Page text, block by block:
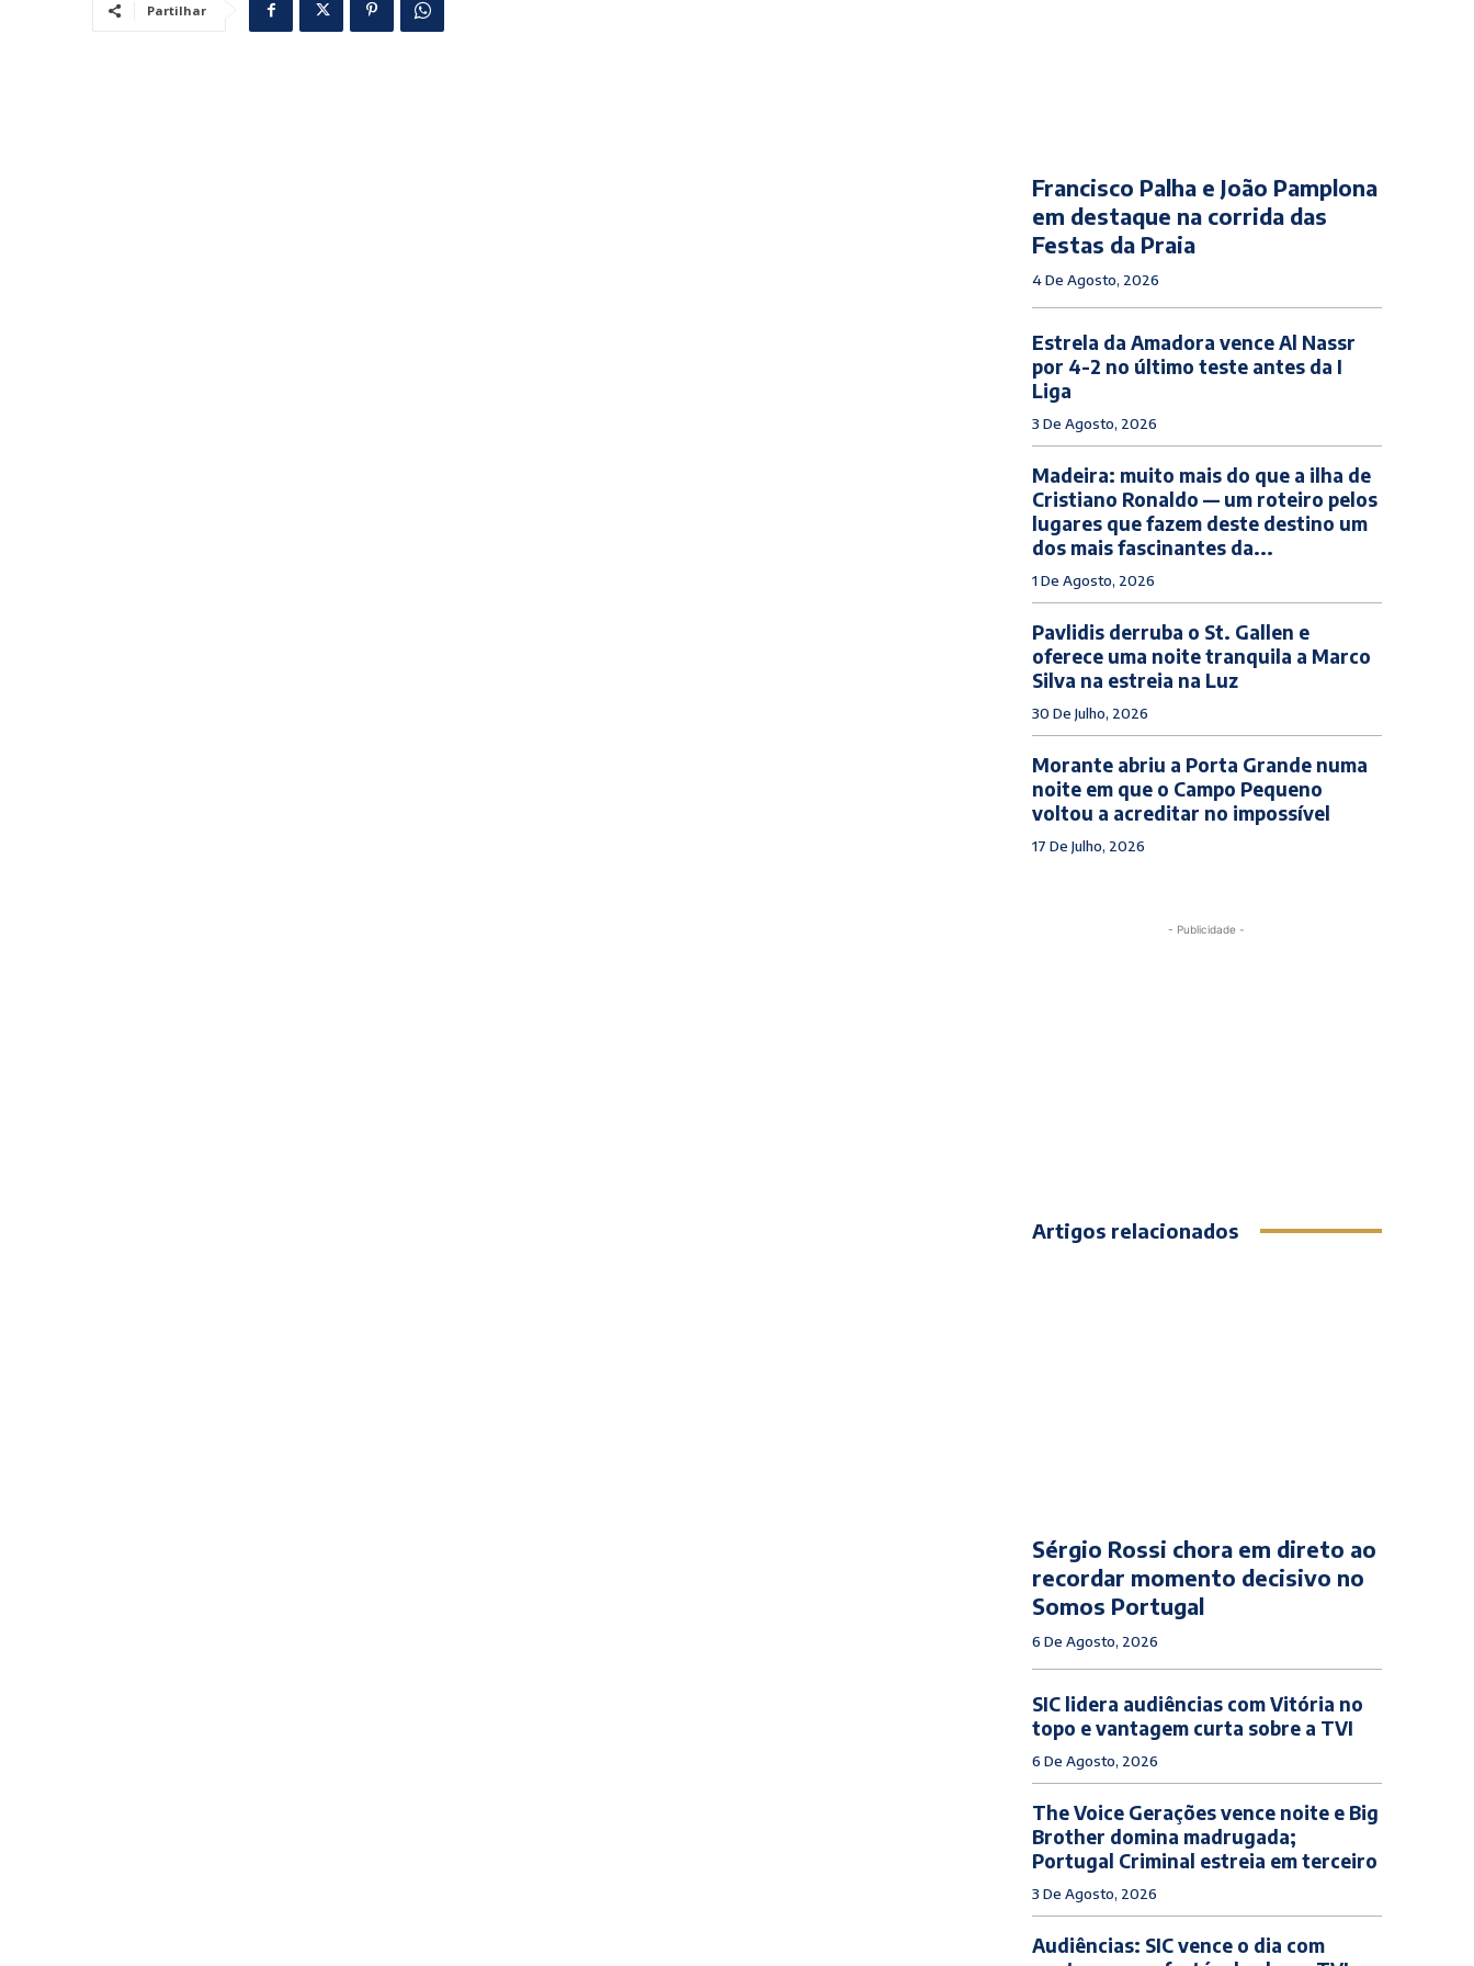
Partilhar
Francisco Palha e João Pamplona
em destaque na corrida das
Festas da Praia
4 De Agosto, 2026
Estrela da Amadora vence Al Nassr
por 4-2 no último teste antes da I
Liga
3 De Agosto, 2026
Madeira: muito mais do que a ilha de
Cristiano Ronaldo — um roteiro pelos
lugares que fazem deste destino um
dos mais fascinantes da...
1 De Agosto, 2026
Pavlidis derruba o St. Gallen e
oferece uma noite tranquila a Marco
Silva na estreia na Luz
30 De Julho, 2026
Morante abriu a Porta Grande numa
noite em que o Campo Pequeno
voltou a acreditar no impossível
17 De Julho, 2026
- Publicidade -
Artigos relacionados
Sérgio Rossi chora em direto ao
recordar momento decisivo no
Somos Portugal
6 De Agosto, 2026
SIC lidera audiências com Vitória no
topo e vantagem curta sobre a TVI
6 De Agosto, 2026
The Voice Gerações vence noite e Big
Brother domina madrugada;
Portugal Criminal estreia em terceiro
3 De Agosto, 2026
Audiências: SIC vence o dia com